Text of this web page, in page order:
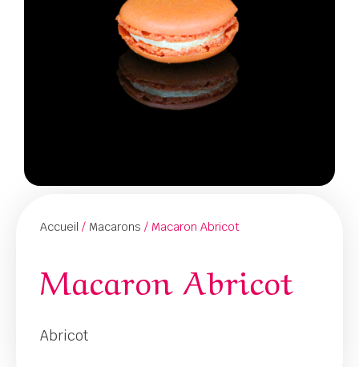
Accueil / Macarons / Macaron Abricot
Macaron Abricot
Abricot